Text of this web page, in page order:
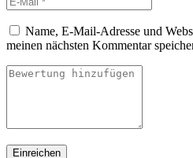
Name, E-Mail-Adresse und
meinen nächsten Kommentar